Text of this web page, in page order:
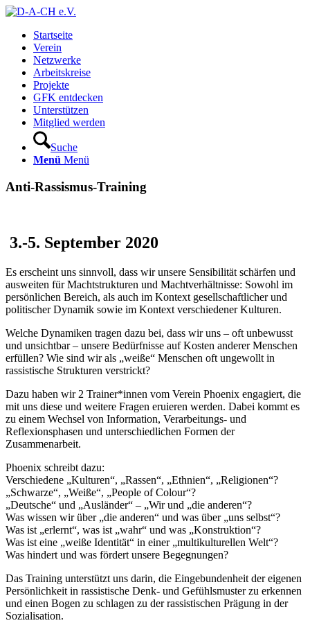
Startseite
Verein
Netzwerke
Arbeitskreise
Projekte
GFK entdecken
Unterstützen
Mitglied werden
Suche
Menü Menü
Anti-Rassismus-Training
3.-5. September 2020
Es erscheint uns sinnvoll, dass wir unsere Sensibilität schärfen und
ausweiten für Machtstrukturen und Machtverhältnisse: Sowohl im
persönlichen Bereich, als auch im Kontext gesellschaftlicher und
politischer Dynamik sowie im Kontext verschiedener Kulturen.
Welche Dynamiken tragen dazu bei, dass wir uns – oft unbewusst
und unsichtbar – unsere Bedürfnisse auf Kosten anderer Menschen
erfüllen? Wie sind wir als „weiße“ Menschen oft ungewollt in
rassistische Strukturen verstrickt?
Dazu haben wir 2 Trainer*innen vom Verein Phoenix engagiert, die
mit uns diese und weitere Fragen eruieren werden. Dabei kommt es
zu einem Wechsel von Information, Verarbeitungs- und
Reflexionsphasen und unterschiedlichen Formen der
Zusammenarbeit.
Phoenix schreibt dazu:
Verschiedene „Kulturen“, „Rassen“, „Ethnien“, „Religionen“?
„Schwarze“, „Weiße“, „People of Colour“?
„Deutsche“ und „Ausländer“ – „Wir und „die anderen“?
Was wissen wir über „die anderen“ und was über „uns selbst“?
Was ist „erlernt“, was ist „wahr“ und was „Konstruktion“?
Was ist eine „weiße Identität“ in einer „multikulturellen Welt“?
Was hindert und was fördert unsere Begegnungen?
Das Training unterstützt uns darin, die Eingebundenheit der eigenen
Persönlichkeit in rassistische Denk- und Gefühlsmuster zu erkennen
und einen Bogen zu schlagen zu der rassistischen Prägung in der
Sozialisation.